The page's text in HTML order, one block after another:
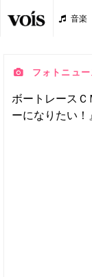
音楽
フォトニュー
ボートレース
ーになりたい